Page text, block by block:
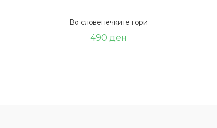
Во словенечките гори
490 ден